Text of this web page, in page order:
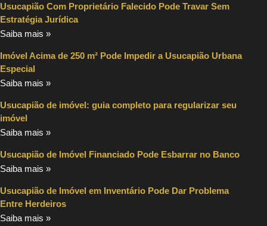
Usucapião Com Proprietário Falecido Pode Travar Sem
Estratégia Jurídica
Saiba mais »
Imóvel Acima de 250 m² Pode Impedir a Usucapião Urbana
Especial
Saiba mais »
Usucapião de imóvel: guia completo para regularizar seu
imóvel
Saiba mais »
Usucapião de Imóvel Financiado Pode Esbarrar no Banco
Saiba mais »
Usucapião de Imóvel em Inventário Pode Dar Problema
Entre Herdeiros
Saiba mais »